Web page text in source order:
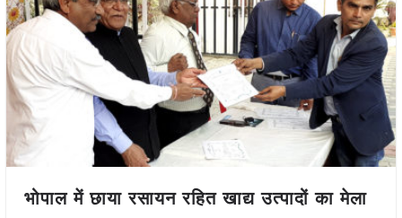
भोपाल में छाया रसायन रहित खाद्य उत्पादों का मेला